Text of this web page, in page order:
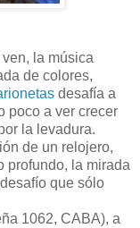
la música
de colores,
desafía a
poco a ver crecer
la levadura.
de un relojero,
profundo, la mirada
que sólo
1062, CABA), a